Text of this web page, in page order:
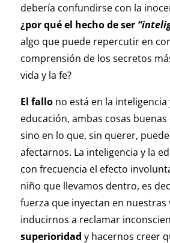
debería confundirse con la
¿por qué el hecho de ser
algo que puede repercutir en
comprensión de los secretos
vida y la fe?
El fallono está en la inteligencia
educación, ambas cosas buenas
sino en lo que, sin querer,
afectarnos. La inteligencia y la
con frecuencia el efecto
niño que llevamos dentro, es
fuerza que inyectan en nuestras
inducirnos a reclamar
superioridad y hacernos creer